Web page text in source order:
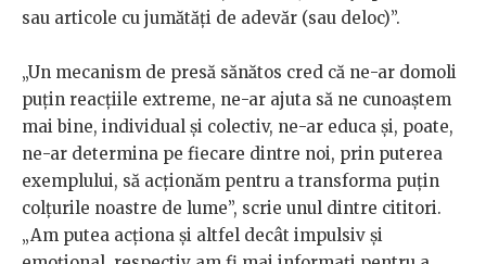
sau articole cu jumătăţi de adevăr (sau deloc)”.
„Un mecanism de presă sănătos cred că ne-ar domoli
puţin reacţiile extreme, ne-ar ajuta să ne cunoaştem
mai bine, individual şi colectiv, ne-ar educa şi, poate,
ne-ar determina pe fiecare dintre noi, prin puterea
exemplului, să acţionăm pentru a transforma puţin
colţurile noastre de lume”, scrie unul dintre cititori.
„Am putea acționa și altfel decât impulsiv și